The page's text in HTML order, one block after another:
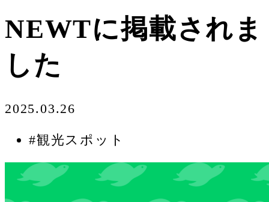
NEWTに掲載されま
した
2025.03.26
#観光スポット